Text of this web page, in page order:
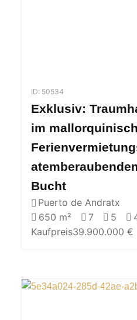
ID: 50534
Exklusiv:
im
Bucht
Puerto de Andratx
650 m²
7 5
Kaufpreis39.900.000 €